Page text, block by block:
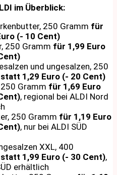
im Überblick:
250 Gramm für
(- 10 Cent)
250 Gramm für 1,99 Euro
und ungesalzen, 250
1,29 Euro (- 20 Cent)
Gramm für 1,69 Euro
, regional bei ALDI Nord
250 Gramm für 1,19 Euro
, nur bei ALDI SÜD
XXL, 400
1,99 Euro (- 30 Cent),
erhältlich